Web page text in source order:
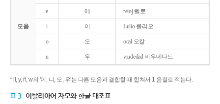
모음
e 에 reloj 렐로
i 이 Lulio 룰리오
o 오 ocal 오칼
u 우 viudedad 비우데다드
* ll, y, ñ, w의 '이, 니, 오, 우'는 다른 모음과 결합할 때 합쳐서 1 음절로 적는다.
표 3 이탈리아어 자모와 한글 대조표